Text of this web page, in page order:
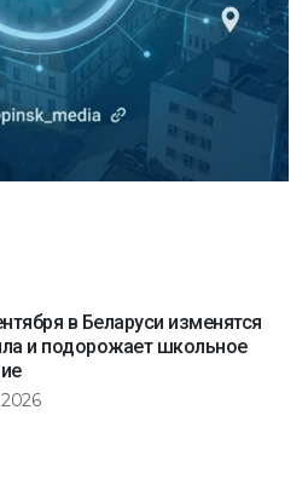
в Беларуси изменятся
и подорожает школьное